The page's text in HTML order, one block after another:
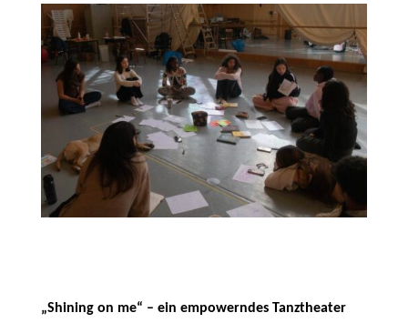
„Shining on me“ – ein empowerndes Tanztheater